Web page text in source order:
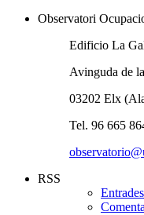
Observatori
Edificio La
Avinguda de
03202 Elx
Tel. 96 665
RSS
Entrades